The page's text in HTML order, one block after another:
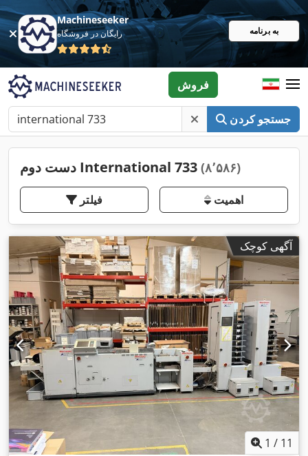
Machineseeker
رایگان در فروشگاه به برنامه
جستجو کردن
فروش
دست دوم International 733 (۸٬۵۸۶)
فیلتر اهمیت
آگهی کوچک
1 / 11